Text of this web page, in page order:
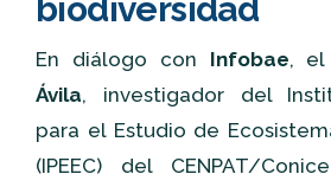
biodiversidad
En diálogo con Infobae, el
Ávila, investigador del
para el Estudio de
(IPEEC) del CENPAT/